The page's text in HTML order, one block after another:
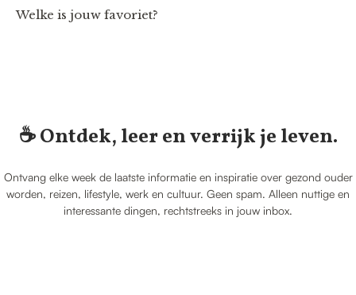
Welke is jouw favoriet?
☕️ Ontdek, leer en verrijk je leven.
Ontvang elke week de laatste informatie en inspiratie over gezond ouder
worden, reizen, lifestyle, werk en cultuur. Geen spam. Alleen nuttige en
interessante dingen, rechtstreeks in jouw inbox.